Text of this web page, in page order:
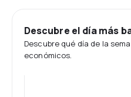
Descubre el día más
Descubre qué día de la
económicos.